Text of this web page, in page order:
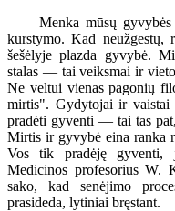
Menka mūsų gyvybės
kurstymo. Kad
šešėlyje plazda gyvybė.
stalas — tai veiksmai ir
Ne veltui vienas pagonių
mirtis". Gydytojai ir
pradėti gyventi — tai tas
Mirtis ir gyvybė eina ranka
Vos tik pradėję gyventi,
Medicinos profesorius W.
sako, kad senėjimo
prasideda, lytiniai bręstant.